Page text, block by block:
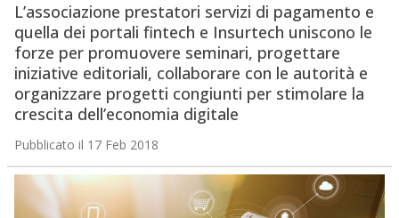
L’associazione prestatori servizi di pagamento e
quella dei portali fintech e Insurtech uniscono le
forze per promuovere seminari, progettare
iniziative editoriali, collaborare con le autorità e
organizzare progetti congiunti per stimolare la
crescita dell’economia digitale
Pubblicato il 17 Feb 2018